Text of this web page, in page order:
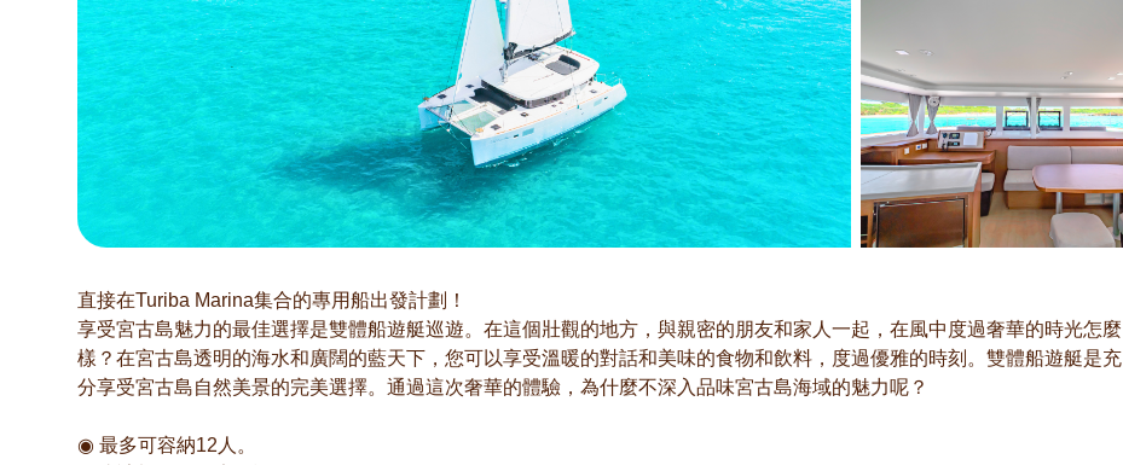
直接在Turiba Marina集合的專用船出發計劃！
享受宮古島魅力的最佳選擇是雙體船遊艇巡遊。在這個壯觀的地方，與親密的朋友和家人一起，在風中度過奢華的時光怎麼
樣？在宮古島透明的海水和廣闊的藍天下，您可以享受溫暖的對話和美味的食物和飲料，度過優雅的時刻。雙體船遊艇是充
分享受宮古島自然美景的完美選擇。通過這次奢華的體驗，為什麼不深入品味宮古島海域的魅力呢？
◉ 最多可容納12人。